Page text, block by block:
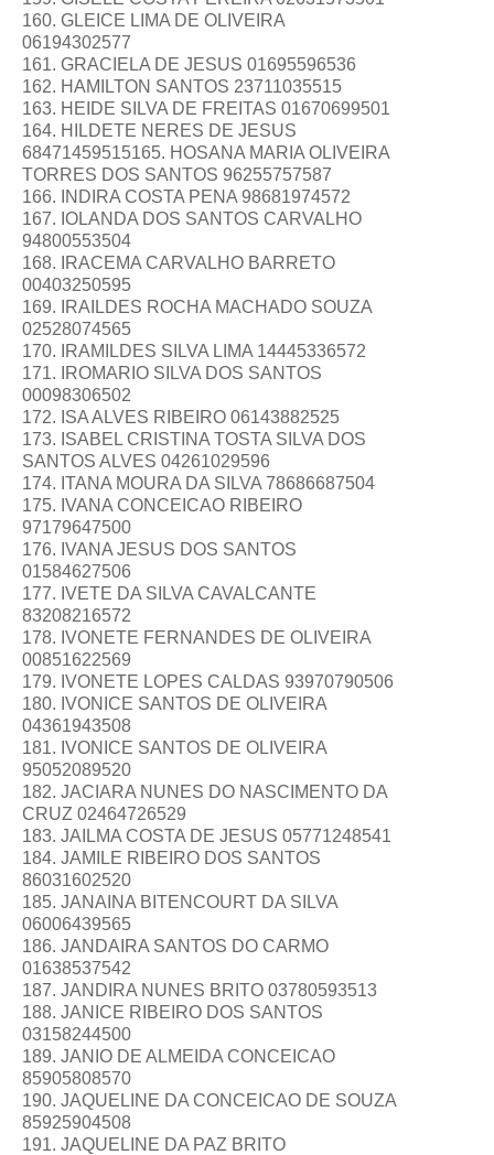
160. GLEICE LIMA DE OLIVEIRA
06194302577
161. GRACIELA DE JESUS 01695596536
162. HAMILTON SANTOS 23711035515
163. HEIDE SILVA DE FREITAS 01670699501
164. HILDETE NERES DE JESUS
68471459515165. HOSANA MARIA OLIVEIRA
TORRES DOS SANTOS 96255757587
166. INDIRA COSTA PENA 98681974572
167. IOLANDA DOS SANTOS CARVALHO
94800553504
168. IRACEMA CARVALHO BARRETO
00403250595
169. IRAILDES ROCHA MACHADO SOUZA
02528074565
170. IRAMILDES SILVA LIMA 14445336572
171. IROMARIO SILVA DOS SANTOS
00098306502
172. ISA ALVES RIBEIRO 06143882525
173. ISABEL CRISTINA TOSTA SILVA DOS
SANTOS ALVES 04261029596
174. ITANA MOURA DA SILVA 78686687504
175. IVANA CONCEICAO RIBEIRO
97179647500
176. IVANA JESUS DOS SANTOS
01584627506
177. IVETE DA SILVA CAVALCANTE
83208216572
178. IVONETE FERNANDES DE OLIVEIRA
00851622569
179. IVONETE LOPES CALDAS 93970790506
180. IVONICE SANTOS DE OLIVEIRA
04361943508
181. IVONICE SANTOS DE OLIVEIRA
95052089520
182. JACIARA NUNES DO NASCIMENTO DA
CRUZ 02464726529
183. JAILMA COSTA DE JESUS 05771248541
184. JAMILE RIBEIRO DOS SANTOS
86031602520
185. JANAINA BITENCOURT DA SILVA
06006439565
186. JANDAIRA SANTOS DO CARMO
01638537542
187. JANDIRA NUNES BRITO 03780593513
188. JANICE RIBEIRO DOS SANTOS
03158244500
189. JANIO DE ALMEIDA CONCEICAO
85905808570
190. JAQUELINE DA CONCEICAO DE SOUZA
85925904508
191. JAQUELINE DA PAZ BRITO